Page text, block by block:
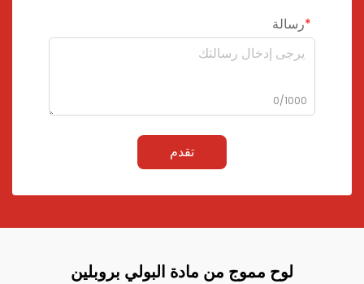
رسالة
0/1000
تقدم
لوح مموج من مادة البولي بروبلين